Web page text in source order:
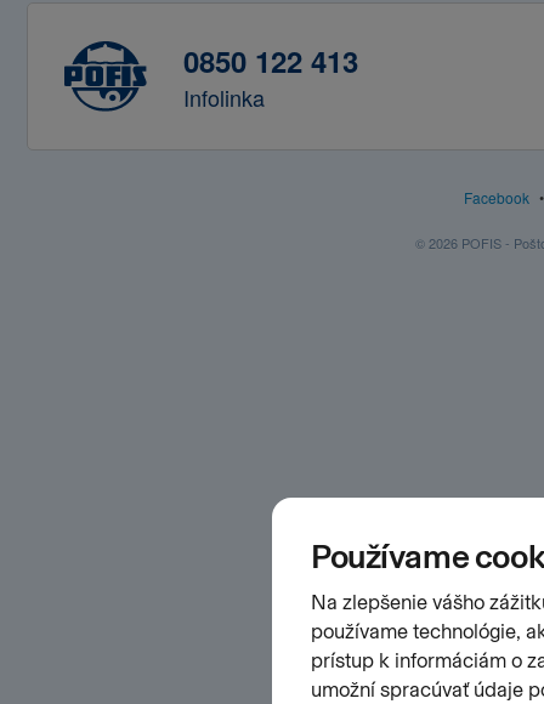
0850 122 413
Infolinka
Facebook
© 2026 POFIS -